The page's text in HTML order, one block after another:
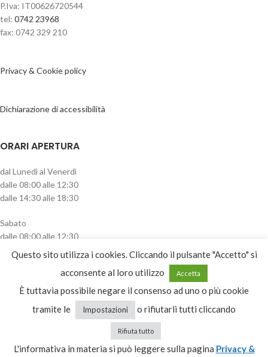
P.Iva: IT00626720544
tel: 0742 23968
fax: 0742 329 210
Privacy & Cookie policy
Dichiarazione di accessibilità
ORARI APERTURA
dal Lunedì al Venerdì
dalle 08:00 alle 12:30
dalle 14:30 alle 18:30
Sabato
dalle 08:00 alle 12:30
pomeriggio chiuso
CATEGORIE PRODOTTO
Seleziona una categoria
Questo sito utilizza i cookies. Cliccando il pulsante "Accetto" si
acconsente al loro utilizzo
Accetta
È tuttavia possibile negare il consenso ad uno o più cookie
tramite le
Impostazioni o rifiutarli tutti cliccando
Rifiuta tutto
L'informativa in materia si può leggere sulla pagina Privacy &